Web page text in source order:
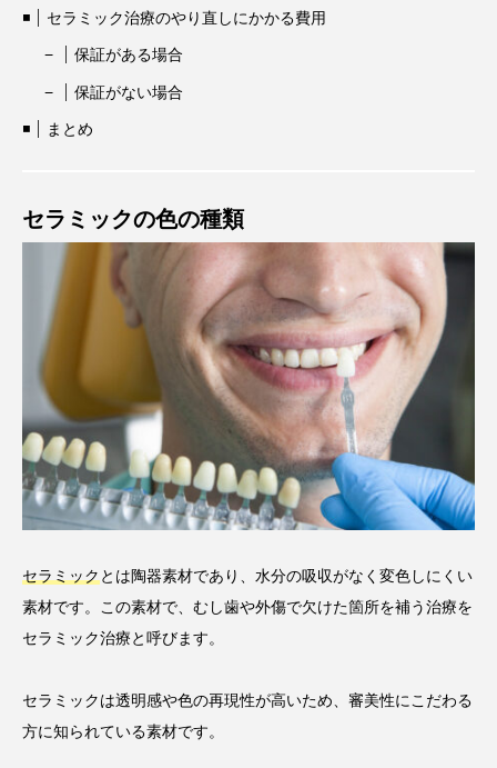
セラミック治療のやり直しにかかる費用
保証がある場合
保証がない場合
まとめ
セラミックの色の種類
セラミック とは陶器素材であり、水分の吸収がなく変色しにくい
素材です。この素材で、むし歯や外傷で欠けた箇所を補う治療を
セラミック治療と呼びます。
セラミックは透明感や色の再現性が高いため、審美性にこだわる
方に知られている素材です。